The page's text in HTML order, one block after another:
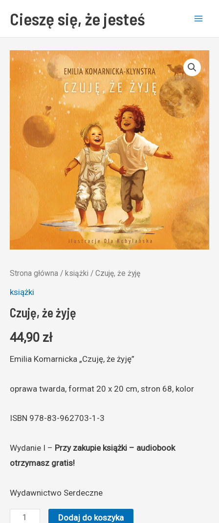
content
Cieszę się, że jesteś
Strona główna / książki / Czuję, że żyję
książki
Czuję, że żyję
44,90 zł
Emilia Komarnicka „Czuję, że żyję”
oprawa twarda, format 20 x 20 cm, stron 68, kolor
ISBN 978-83-962703-1-3
Wydanie I – Przy zakupie książki – audiobook
otrzymasz gratis!
Wydawnictwo Serdeczne
ilość
Czuję,
Dodaj do koszyka